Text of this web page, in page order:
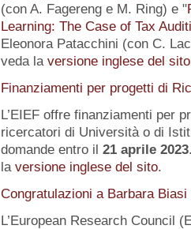
(con A. Fagereng e M. Ring) e "
Learning: The Case of Tax
Eleonora Patacchini (con C.
veda la versione inglese del sito
Finanziamenti per progetti di
L’EIEF offre finanziamenti per
ricercatori di Università o di
domande entro il 21 aprile 2023
la versione inglese del sito.
Congratulazioni a Barbara Biasi
L’European Research Council